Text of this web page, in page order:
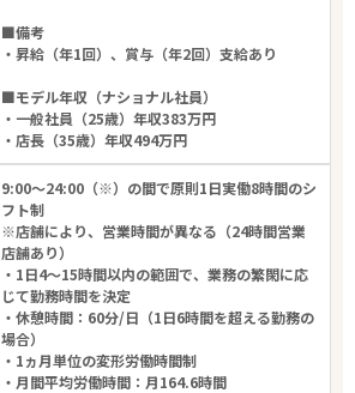
■備考
・昇給（年1回）、賞与（年2回）支給あり
■モデル年収（ナショナル社員）
・一般社員（25歳）年収383万円
・店長（35歳）年収494万円
9:00～24:00（※）の間で原則1日実働8時間のシ
フト制
※店舗により、営業時間が異なる（24時間営業
店舗あり）
・1日4～15時間以内の範囲で、業務の繁閑に応
じて勤務時間を決定
・休憩時間：60分/日（1日6時間を超える勤務の
場合）
・1ヵ月単位の変形労働時間制
・月間平均労働時間：月164.6時間